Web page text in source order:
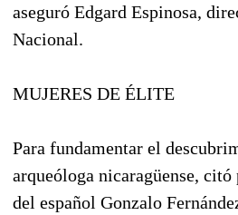
aseguró Edgard Espinosa,
Nacional.
MUJERES DE ÉLITE
Para fundamentar el
arqueóloga nicaragüense, citó
del español Gonzalo